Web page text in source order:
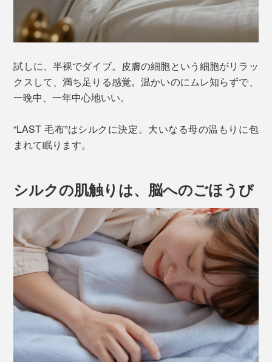
試しに、半裸でダイブ。皮膚の細胞という細胞がリラッ
クスして、満ち足りる感覚。温かいのにムレ知らずで、
一晩中、一年中心地いい。
“LAST 毛布”はシルクに決定。大いなる母の温もりに包
まれて眠ります。
シルクの肌触りは、脳へのごほうび